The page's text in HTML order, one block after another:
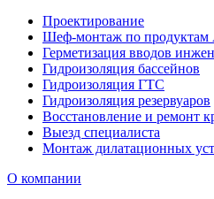
Проектирование
Шеф-монтаж по продуктам
Герметизация вводов
Гидроизоляция бассейнов
Гидроизоляция ГТС
Гидроизоляция резервуаров
Восстановление и ремонт
Выезд специалиста
Монтаж дилатационных
О компании